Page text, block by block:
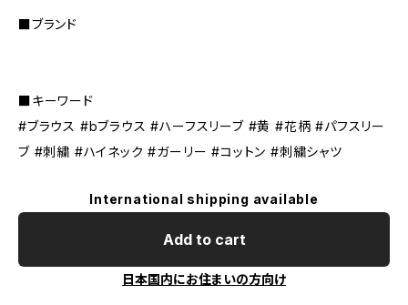
■ブランド
■キーワード
#ブラウス #bブラウス #ハーフスリーブ #黄 #花柄 #パフスリー
ブ #刺繍 #ハイネック #ガーリー #コットン #刺繍シャツ
International shipping available
Add to cart
日本国内にお住まいの方向け